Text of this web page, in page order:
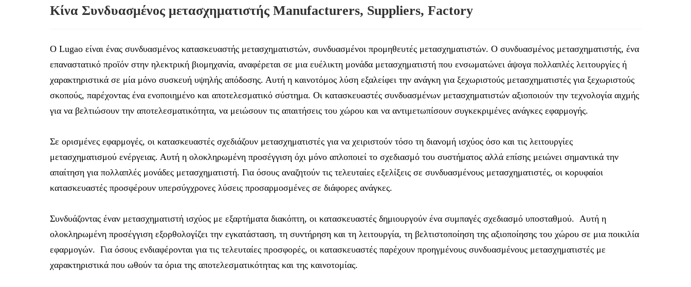
Κίνα Συνδυασμένος μετασχηματιστής Manufacturers, Suppliers, Factory
Ο Lugao είναι ένας συνδυασμένος κατασκευαστής μετασχηματιστών, συνδυασμένοι προμηθευτές μετασχηματιστών. Ο συνδυασμένος μετασχηματιστής, ένα
επαναστατικό προϊόν στην ηλεκτρική βιομηχανία, αναφέρεται σε μια ευέλικτη μονάδα μετασχηματιστή που ενσωματώνει άψογα πολλαπλές λειτουργίες ή
χαρακτηριστικά σε μία μόνο συσκευή υψηλής απόδοσης. Αυτή η καινοτόμος λύση εξαλείφει την ανάγκη για ξεχωριστούς μετασχηματιστές για ξεχωριστούς
σκοπούς, παρέχοντας ένα ενοποιημένο και αποτελεσματικό σύστημα. Οι κατασκευαστές συνδυασμένων μετασχηματιστών αξιοποιούν την τεχνολογία αιχμής
για να βελτιώσουν την αποτελεσματικότητα, να μειώσουν τις απαιτήσεις του χώρου και να αντιμετωπίσουν συγκεκριμένες ανάγκες εφαρμογής.
Σε ορισμένες εφαρμογές, οι κατασκευαστές σχεδιάζουν μετασχηματιστές για να χειριστούν τόσο τη διανομή ισχύος όσο και τις λειτουργίες
μετασχηματισμού ενέργειας. Αυτή η ολοκληρωμένη προσέγγιση όχι μόνο απλοποιεί το σχεδιασμό του συστήματος αλλά επίσης μειώνει σημαντικά την
απαίτηση για πολλαπλές μονάδες μετασχηματιστή. Για όσους αναζητούν τις τελευταίες εξελίξεις σε συνδυασμένους μετασχηματιστές, οι κορυφαίοι
κατασκευαστές προσφέρουν υπερσύγχρονες λύσεις προσαρμοσμένες σε διάφορες ανάγκες.
Συνδυάζοντας έναν μετασχηματιστή ισχύος με εξαρτήματα διακόπτη, οι κατασκευαστές δημιουργούν ένα συμπαγές σχεδιασμό υποσταθμού. Αυτή η
ολοκληρωμένη προσέγγιση εξορθολογίζει την εγκατάσταση, τη συντήρηση και τη λειτουργία, τη βελτιστοποίηση της αξιοποίησης του χώρου σε μια ποικιλία
εφαρμογών. Για όσους ενδιαφέρονται για τις τελευταίες προσφορές, οι κατασκευαστές παρέχουν προηγμένους συνδυασμένους μετασχηματιστές με
χαρακτηριστικά που ωθούν τα όρια της αποτελεσματικότητας και της καινοτομίας.